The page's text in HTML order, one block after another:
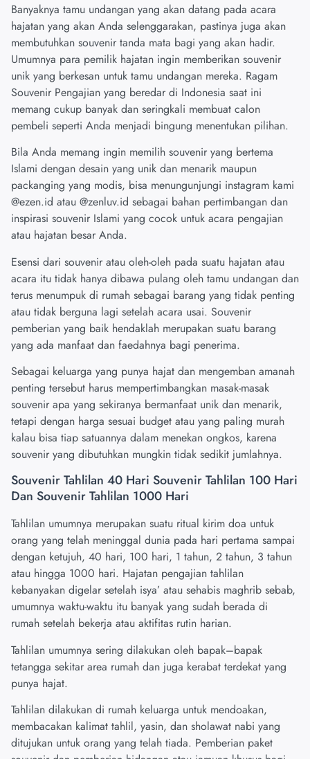
Banyaknya tamu undangan yang akan datang pada acara
hajatan yang akan Anda selenggarakan, pastinya juga akan
membutuhkan souvenir tanda mata bagi yang akan hadir.
Umumnya para pemilik hajatan ingin memberikan souvenir
unik yang berkesan untuk tamu undangan mereka. Ragam
Souvenir Pengajian yang beredar di Indonesia saat ini
memang cukup banyak dan seringkali membuat calon
pembeli seperti Anda menjadi bingung menentukan pilihan.
Bila Anda memang ingin memilih souvenir yang bertema
Islami dengan desain yang unik dan menarik maupun
packanging yang modis, bisa menungunjungi instagram kami
@ezen.id atau @zenluv.id sebagai bahan pertimbangan dan
inspirasi souvenir Islami yang cocok untuk acara pengajian
atau hajatan besar Anda.
Esensi dari souvenir atau oleh-oleh pada suatu hajatan atau
acara itu tidak hanya dibawa pulang oleh tamu undangan dan
terus menumpuk di rumah sebagai barang yang tidak penting
atau tidak berguna lagi setelah acara usai. Souvenir
pemberian yang baik hendaklah merupakan suatu barang
yang ada manfaat dan faedahnya bagi penerima.
Sebagai keluarga yang punya hajat dan mengemban amanah
penting tersebut harus mempertimbangkan masak-masak
souvenir apa yang sekiranya bermanfaat unik dan menarik,
tetapi dengan harga sesuai budget atau yang paling murah
kalau bisa tiap satuannya dalam menekan ongkos, karena
souvenir yang dibutuhkan mungkin tidak sedikit jumlahnya.
Souvenir Tahlilan 40 Hari Souvenir Tahlilan 100 Hari
Dan Souvenir Tahlilan 1000 Hari
Tahlilan umumnya merupakan suatu ritual kirim doa untuk
orang yang telah meninggal dunia pada hari pertama sampai
dengan ketujuh, 40 hari, 100 hari, 1 tahun, 2 tahun, 3 tahun
atau hingga 1000 hari. Hajatan pengajian tahlilan
kebanyakan digelar setelah isya’ atau sehabis maghrib sebab,
umumnya waktu-waktu itu banyak yang sudah berada di
rumah setelah bekerja atau aktifitas rutin harian.
Tahlilan umumnya sering dilakukan oleh bapak–bapak
tetangga sekitar area rumah dan juga kerabat terdekat yang
punya hajat.
Tahlilan dilakukan di rumah keluarga untuk mendoakan,
membacakan kalimat tahlil, yasin, dan sholawat nabi yang
ditujukan untuk orang yang telah tiada. Pemberian paket